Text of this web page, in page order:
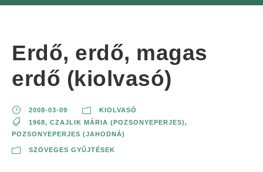
Erdő, erdő, magas
erdő (kiolvasó)
2008-03-09
KIOLVASÓ
1968, CZAJLIK MÁRIA (POZSONYEPERJES),
POZSONYEPERJES (JAHODNÁ)
SZÖVEGES GYŰJTÉSEK